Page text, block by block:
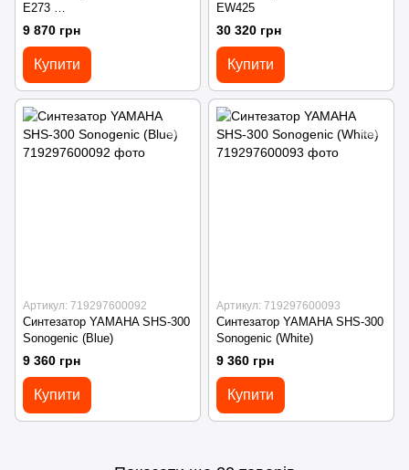
E273
Стійка до синтезатора в
подарунок
9 870 грн
Купити
EW425
30 320 грн
Купити
Артикул: 719297600092
Синтезатор YAMAHA SHS-300
Sonogenic (Blue)
9 360 грн
Купити
Артикул: 719297600093
Синтезатор YAMAHA SHS-300
Sonogenic (White)
9 360 грн
Купити